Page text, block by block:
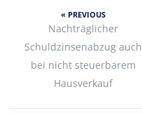
« PREVIOUS
Nachträglicher
Schuldzinsenabzug auch
bei nicht steuerbarem
Hausverkauf